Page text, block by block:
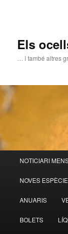
Els
… i també altres
principal
NOTICIARI
NOVES
ANUARIS
BOLETS